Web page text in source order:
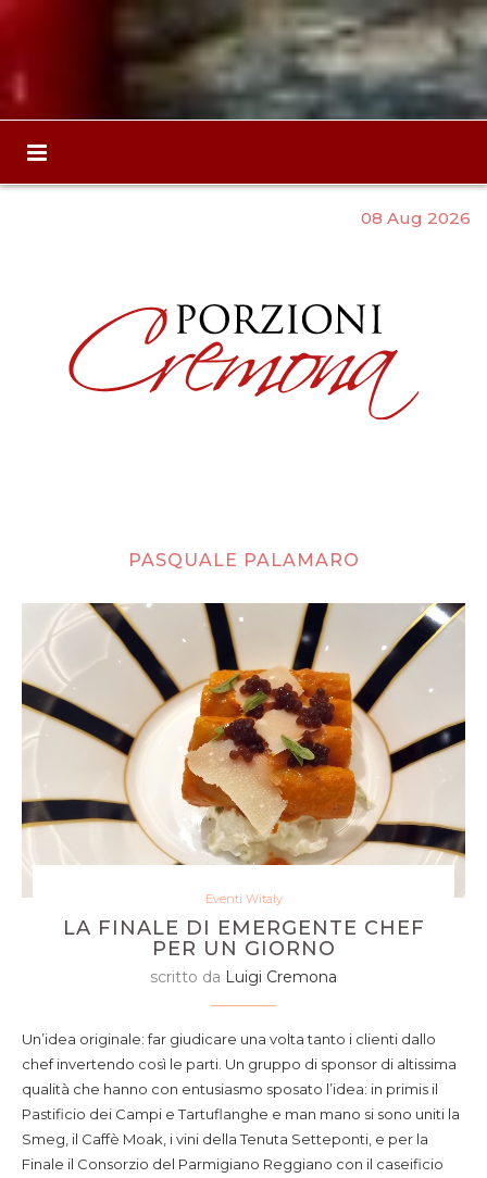
08 Aug 2026
PASQUALE PALAMARO
Eventi Witaly
LA FINALE DI EMERGENTE CHEF
PER UN GIORNO
scritto da Luigi Cremona
Un’idea originale: far giudicare una volta tanto i clienti dallo
chef invertendo così le parti. Un gruppo di sponsor di altissima
qualità che hanno con entusiasmo sposato l’idea: in primis il
Pastificio dei Campi e Tartuflanghe e man mano si sono uniti la
Smeg, il Caffè Moak, i vini della Tenuta Setteponti, e per la
Finale il Consorzio del Parmigiano Reggiano con il caseificio